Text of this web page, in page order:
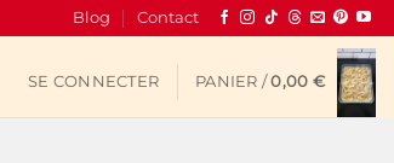
Blog Contact
SE CONNECTER PANIER /0,00 €